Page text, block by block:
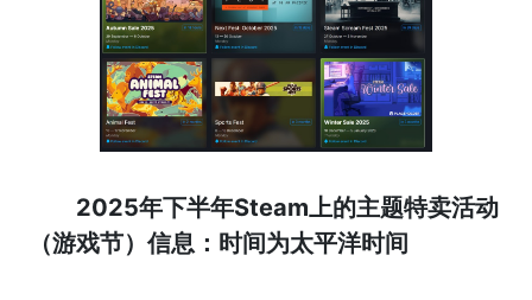
2025年下半年Steam上的主题特卖活动
（游戏节）信息：时间为太平洋时间